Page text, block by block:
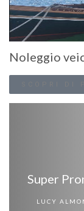
Noleggio
Super
LUCY